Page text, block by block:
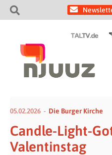
05.02.2026 Die Burger Kirche
Candle-Light-
Valentinstag